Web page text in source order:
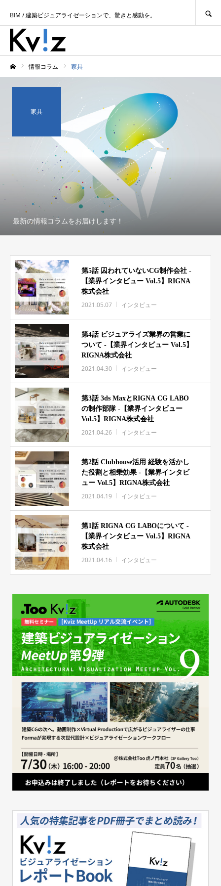
BIM / 建築ビジュアライゼーションで、驚きと感動を。
情報コラム 家具
家具
最新の情報コラムをお届けします！
第5話 囚われていないCG制作会社 -
【業界インタビュー Vol.5】RIGNA
株式会社
2021.05.07 インタビュー
第4話 ビジュアライズ業界の営業に
ついて -【業界インタビュー Vol.5】
RIGNA株式会社
2021.04.30 インタビュー
第3話 3ds MaxとRIGNA CG LABO
の制作部隊 -【業界インタビュー
Vol.5】RIGNA株式会社
2021.04.26 インタビュー
第2話 Clubhouse活用 経験を活かし
た役割と相乗効果 -【業界インタビ
ュー Vol.5】RIGNA株式会社
2021.04.19 インタビュー
第1話 RIGNA CG LABOについて -
【業界インタビュー Vol.5】RIGNA
株式会社
2021.04.16 インタビュー